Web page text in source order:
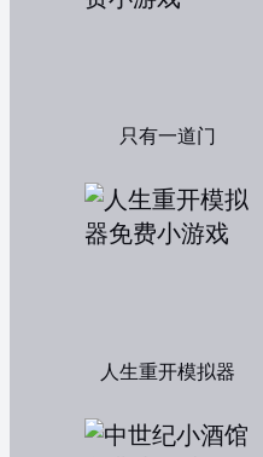
只有一道门
人生重开模拟器